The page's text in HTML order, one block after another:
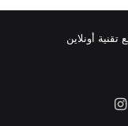
انستقرام